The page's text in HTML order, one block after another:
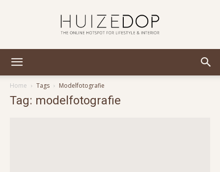
Home
Tags Modelfotografie
Tag: modelfotografie